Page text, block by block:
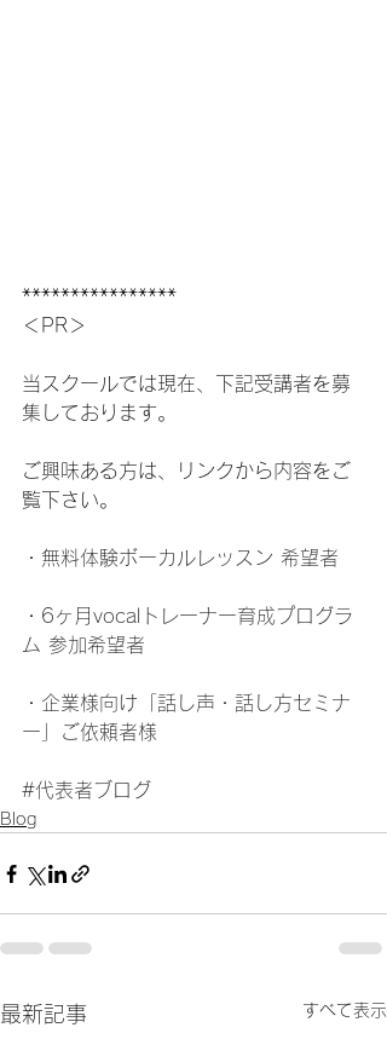
****************
＜PR＞
当スクールでは現在、下記受講者を募
集しております。
ご興味ある方は、リンクから内容をご
覧下さい。
・ 無料体験ボーカルレッスン 希望者
・ 6ヶ月vocalトレーナー育成プログラ
ム 参加希望者
・ 企業様向け「話し声・話し方セミナ
ー」ご依頼者様
#代表者ブログ
Blog
最新記事 すべて表示